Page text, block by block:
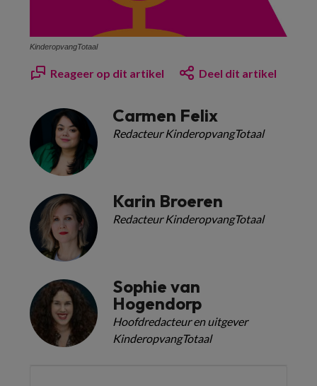
KinderopvangTotaal
Reageer op dit artikel Deel dit artikel
Carmen Felix
Redacteur KinderopvangTotaal
Karin Broeren
Redacteur KinderopvangTotaal
Sophie van
Hogendorp
Hoofdredacteur en uitgever
KinderopvangTotaal